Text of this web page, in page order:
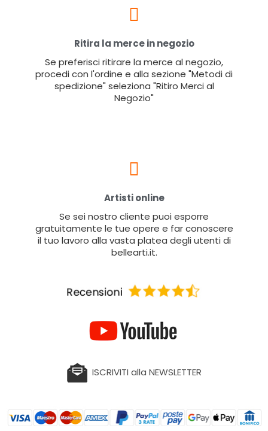
Ritira la merce in negozio
Se preferisci ritirare la merce al negozio,
procedi con l'ordine e alla sezione "Metodi di
spedizione" seleziona "Ritiro Merci al
Negozio"
Artisti online
Se sei nostro cliente puoi esporre
gratuitamente le tue opere e far conoscere
il tuo lavoro alla vasta platea degli utenti di
bellearti.it.
ISCRIVITI alla NEWSLETTER